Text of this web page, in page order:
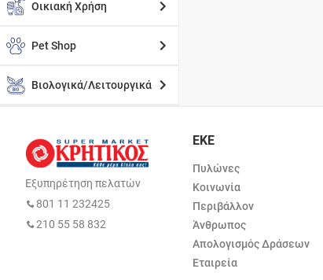
Οικιακή Χρήση
Pet Shop
Βιολογικά/Λειτουργικά
Εξυπηρέτηση πελατών
801 11 232425
210 55 58 832
ΕΚΕ
Πυλώνες
Κοινωνία
Περιβάλλον
Άνθρωπος
Απολογισμός Δράσεων
Εταιρεία